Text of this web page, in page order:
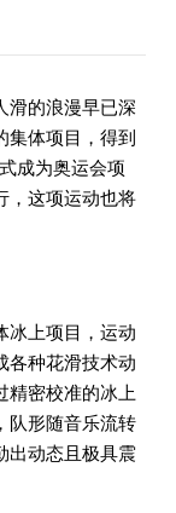
滑的浪漫早已深
集体项目，得到
成为奥运会项
，这项运动也将
冰上项目，运动
各种花滑技术动
精密校准的冰上
队形随音乐流转
出动态且极具震